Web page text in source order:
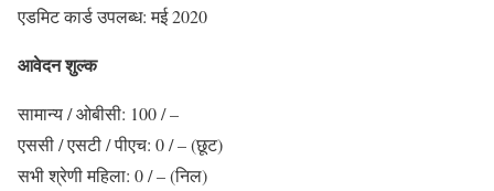
एडमिट कार्ड उपलब्ध: मई 2020
आवेदन शुल्क
सामान्य / ओबीसी: 100 / –
एससी / एसटी / पीएच: 0 / – (छूट)
सभी श्रेणी महिला: 0 / – (निल)